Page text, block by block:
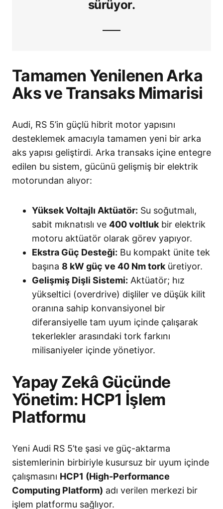
sürüyor.
Tamamen Yenilenen Arka
Aks ve Transaks Mimarisi
Audi, RS 5’in güçlü hibrit motor yapısını
desteklemek amacıyla tamamen yeni bir arka
aks yapısı geliştirdi. Arka transaks içine entegre
edilen bu sistem, gücünü gelişmiş bir elektrik
motorundan alıyor:
Yüksek Voltajlı Aktüatör: Su soğutmalı,
sabit mıknatıslı ve 400 voltlukbir elektrik
motoru aktüatör olarak görev yapıyor.
Ekstra Güç Desteği: Bu kompakt ünite tek
başına 8 kW güç ve 40 Nm torküretiyor.
Gelişmiş Dişli Sistemi: Aktüatör; hız
yükseltici (overdrive) dişliler ve düşük kilit
oranına sahip konvansiyonel bir
diferansiyelle tam uyum içinde çalışarak
tekerlekler arasındaki tork farkını
milisaniyeler içinde yönetiyor.
Yapay Zekâ Gücünde
Yönetim: HCP1 İşlem
Platformu
Yeni Audi RS 5’te şasi ve güç-aktarma
sistemlerinin birbiriyle kusursuz bir uyum içinde
çalışmasını HCP1 (High-Performance
Computing Platform) adı verilen merkezi bir
işlem platformu sağlıyor.